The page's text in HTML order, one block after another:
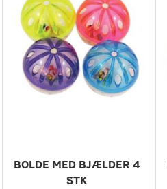
BOLDE MED BJÆLDER 4
STK